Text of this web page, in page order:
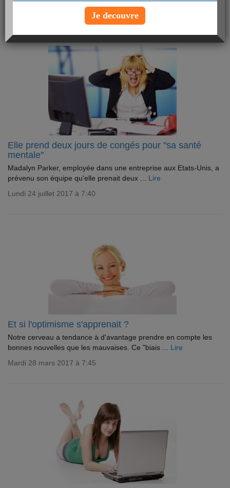
Mardi 2 janvier 2018 à 7:30
Elle prend deux jours de congés pour "sa santé
mentale"
Madalyn Parker, employée dans une entreprise aux Etats-Unis, a
prévenu son équipe qu'elle prenait deux ... Lire
Lundi 24 juillet 2017 à 7:40
Et si l'optimisme s'apprenait ?
Notre cerveau a tendance à d'avantage prendre en compte les
bonnes nouvelles que les mauvaises. Ce "biais ... Lire
Mardi 28 mars 2017 à 7:45
Je decouvre